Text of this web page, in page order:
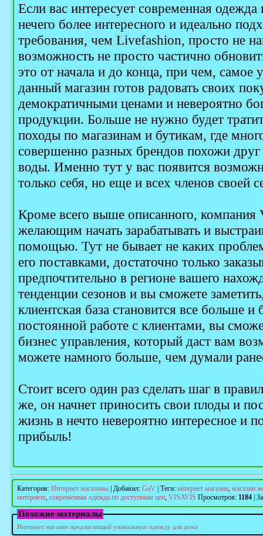
Если вас интересует современная
нечего более интересного и идеально
требования, чем Livefashion, просто не
возможность не просто частично
это от начала и до конца, при чем, самое
данный магазин готов радовать своих
демократичными ценами и невероятно
продукции. Больше не нужно будет
походы по магазинам и бутикам, где
совершенно разных брендов похожи друг
воды. Именно тут у вас появится
только себя, но еще и всех членов своей
Кроме всего выше описанного, компания
желающим начать зарабатывать и
помощью. Тут не бывает не каких
его поставками, достаточно только
предпочтительно в регионе вашего
тенденции сезонов и вы сможете
клиентская база становится все больше и
постоянной работе с клиентами, вы
бизнес управления, который даст вам
можете намного больше, чем думали
Стоит всего один раз сделать шаг в
же, он начнет приносить свои плоды и
жизнь в нечто невероятно интересное и
прибыль!
Категория: Интернет магазины Добавил: GaV Теги: интернет магазин, магазин
интернете, современная одежда по доступным цен, VISAVIS Просмотров: 1184
Похожие материалы
Интернет магазин предлагающий уникальную одежду для дома